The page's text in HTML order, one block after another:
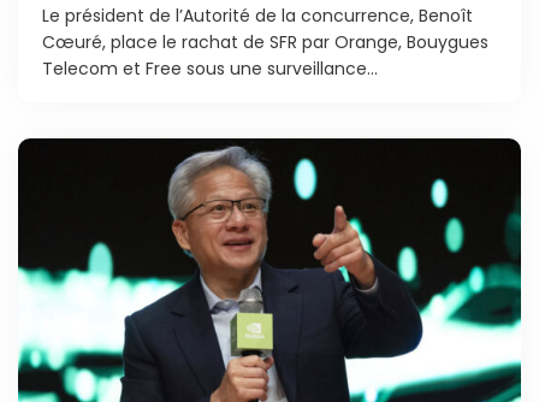
Le président de l’Autorité de la concurrence, Benoît
Cœuré, place le rachat de SFR par Orange, Bouygues
Telecom et Free sous une surveillance...